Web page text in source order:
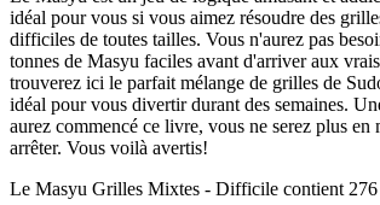
idéal pour vous si vous aimez résoudre des
difficiles de toutes tailles. Vous n'aurez pas
tonnes de Masyu faciles avant d'arriver aux
trouverez ici le parfait mélange de grilles de
idéal pour vous divertir durant des semaines.
aurez commencé ce livre, vous ne serez plus en
arrêter. Vous voilà avertis!
Le Masyu Grilles Mixtes - Difficile contient 276